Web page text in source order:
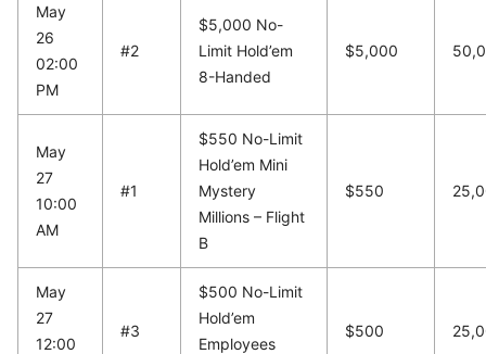
May
26
02:00
PM
#2
$5,000 No-
Limit Hold’em
8-Handed
$5,000
May
27
10:00
AM
#1
$550 No-Limit
Hold’em Mini
Mystery
Millions – Flight
B
$550
May
27
12:00
#3
$500 No-Limit
Hold’em
Employees
$500